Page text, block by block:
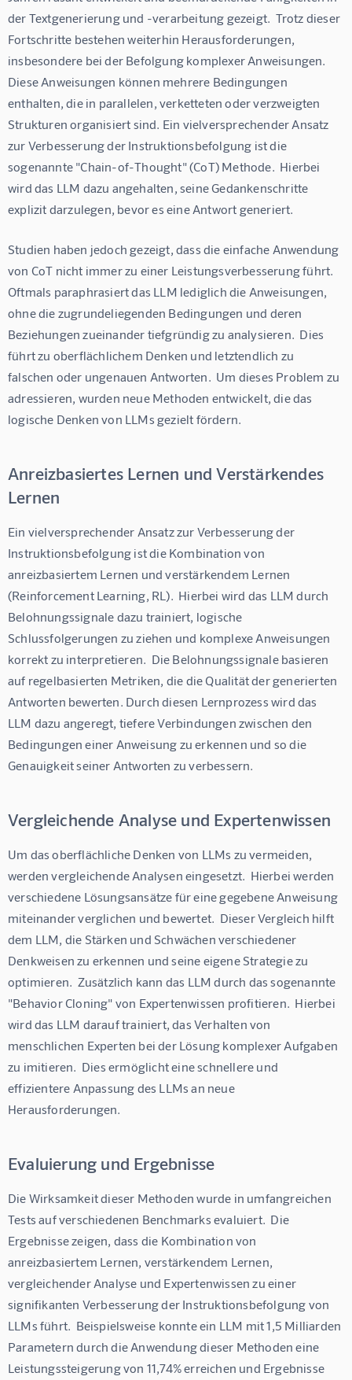
der Textgenerierung und -verarbeitung gezeigt.  Trotz dieser
Fortschritte bestehen weiterhin Herausforderungen,
insbesondere bei der Befolgung komplexer Anweisungen.
Diese Anweisungen können mehrere Bedingungen
enthalten, die in parallelen, verketteten oder verzweigten
Strukturen organisiert sind. Ein vielversprechender Ansatz
zur Verbesserung der Instruktionsbefolgung ist die
sogenannte "Chain-of-Thought" (CoT) Methode.  Hierbei
wird das LLM dazu angehalten, seine Gedankenschritte
explizit darzulegen, bevor es eine Antwort generiert.
Studien haben jedoch gezeigt, dass die einfache Anwendung
von CoT nicht immer zu einer Leistungsverbesserung führt.
Oftmals paraphrasiert das LLM lediglich die Anweisungen,
ohne die zugrundeliegenden Bedingungen und deren
Beziehungen zueinander tiefgründig zu analysieren.  Dies
führt zu oberflächlichem Denken und letztendlich zu
falschen oder ungenauen Antworten.  Um dieses Problem zu
adressieren, wurden neue Methoden entwickelt, die das
logische Denken von LLMs gezielt fördern.
Anreizbasiertes Lernen und Verstärkendes
Lernen
Ein vielversprechender Ansatz zur Verbesserung der
Instruktionsbefolgung ist die Kombination von
anreizbasiertem Lernen und verstärkendem Lernen
(Reinforcement Learning, RL).  Hierbei wird das LLM durch
Belohnungssignale dazu trainiert, logische
Schlussfolgerungen zu ziehen und komplexe Anweisungen
korrekt zu interpretieren.  Die Belohnungssignale basieren
auf regelbasierten Metriken, die die Qualität der generierten
Antworten bewerten. Durch diesen Lernprozess wird das
LLM dazu angeregt, tiefere Verbindungen zwischen den
Bedingungen einer Anweisung zu erkennen und so die
Genauigkeit seiner Antworten zu verbessern.
Vergleichende Analyse und Expertenwissen
Um das oberflächliche Denken von LLMs zu vermeiden,
werden vergleichende Analysen eingesetzt.  Hierbei werden
verschiedene Lösungsansätze für eine gegebene Anweisung
miteinander verglichen und bewertet.  Dieser Vergleich hilft
dem LLM, die Stärken und Schwächen verschiedener
Denkweisen zu erkennen und seine eigene Strategie zu
optimieren.  Zusätzlich kann das LLM durch das sogenannte
"Behavior Cloning" von Expertenwissen profitieren.  Hierbei
wird das LLM darauf trainiert, das Verhalten von
menschlichen Experten bei der Lösung komplexer Aufgaben
zu imitieren.  Dies ermöglicht eine schnellere und
effizientere Anpassung des LLMs an neue
Herausforderungen.
Evaluierung und Ergebnisse
Die Wirksamkeit dieser Methoden wurde in umfangreichen
Tests auf verschiedenen Benchmarks evaluiert.  Die
Ergebnisse zeigen, dass die Kombination von
anreizbasiertem Lernen, verstärkendem Lernen,
vergleichender Analyse und Expertenwissen zu einer
signifikanten Verbesserung der Instruktionsbefolgung von
LLMs führt.  Beispielsweise konnte ein LLM mit 1,5 Milliarden
Parametern durch die Anwendung dieser Methoden eine
Leistungssteigerung von 11,74% erreichen und Ergebnisse